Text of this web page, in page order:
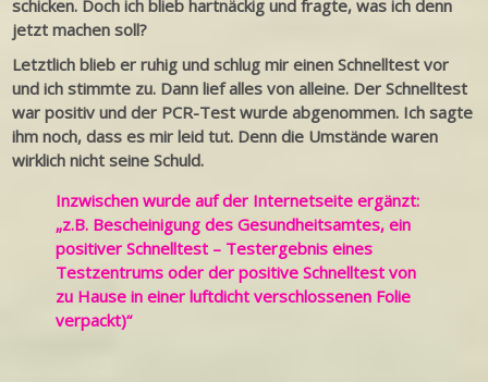
schicken. Doch ich blieb hartnäckig und fragte, was ich denn
jetzt machen soll?
Letztlich blieb er ruhig und schlug mir einen Schnelltest vor
und ich stimmte zu. Dann lief alles von alleine. Der Schnelltest
war positiv und der PCR-Test wurde abgenommen. Ich sagte
ihm noch, dass es mir leid tut. Denn die Umstände waren
wirklich nicht seine Schuld.
Inzwischen wurde auf der Internetseite ergänzt:
„z.B. Bescheinigung des Gesundheitsamtes, ein
positiver Schnelltest – Testergebnis eines
Testzentrums oder der positive Schnelltest von
zu Hause in einer luftdicht verschlossenen Folie
verpackt)“